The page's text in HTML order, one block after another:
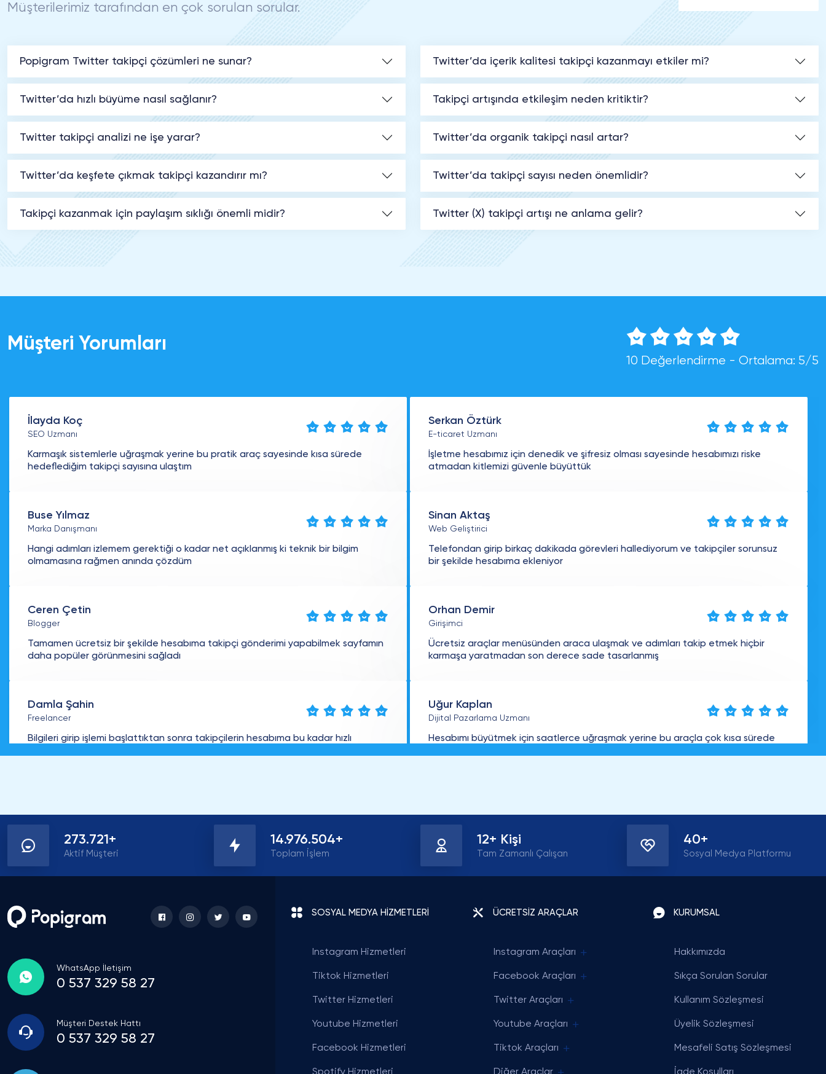
Müşterilerimiz tarafından en çok sorulan sorular.
Popigram Twitter takipçi çözümleri ne sunar?
Twitter’da hızlı büyüme nasıl sağlanır?
Twitter takipçi analizi ne işe yarar?
Twitter’da keşfete çıkmak takipçi kazandırır mı?
Takipçi kazanmak için paylaşım sıklığı önemli midir?
Twitter’da içerik kalitesi takipçi kazanmayı etkiler mi?
Takipçi artışında etkileşim neden kritiktir?
Twitter’da organik takipçi nasıl artar?
Twitter’da takipçi sayısı neden önemlidir?
Twitter (X) takipçi artışı ne anlama gelir?
Müşteri Yorumları
10 Değerlendirme - Ortalama: 5/5
İlayda Koç
SEO Uzmanı
Karmaşık sistemlerle uğraşmak yerine bu pratik araç sayesinde kısa sürede
hedeflediğim takipçi sayısına ulaştım
Serkan Öztürk
E-ticaret Uzmanı
İşletme hesabımız için denedik ve şifresiz olması sayesinde hesabımızı riske
atmadan kitlemizi güvenle büyüttük
Buse Yılmaz
Marka Danışmanı
Hangi adımları izlemem gerektiği o kadar net açıklanmış ki teknik bir bilgim
olmamasına rağmen anında çözdüm
Sinan Aktaş
Web Geliştirici
Telefondan girip birkaç dakikada görevleri hallediyorum ve takipçiler sorunsuz
bir şekilde hesabıma ekleniyor
Ceren Çetin
Blogger
Tamamen ücretsiz bir şekilde hesabıma takipçi gönderimi yapabilmek sayfamın
daha popüler görünmesini sağladı
Orhan Demir
Girişimci
Ücretsiz araçlar menüsünden araca ulaşmak ve adımları takip etmek hiçbir
karmaşa yaratmadan son derece sade tasarlanmış
Damla Şahin
Freelancer
Bilgileri girip işlemi başlattıktan sonra takipçilerin hesabıma bu kadar hızlı
Uğur Kaplan
Dijital Pazarlama Uzmanı
Hesabımı büyütmek için saatlerce uğraşmak yerine bu araçla çok kısa sürede
İçerik Üreticisi
İstenen basit görevleri tamamlayarak anında takipçi kazanmak hem çok kolay
hem de hızlı ilerleyen bir süreç
Sosyal Medya Yöneticisi
Şifremi paylaşmak zorunda kalmadan takipçi sayımı artırabilmek en büyük artısı
oldu kesinlikle çok güvenilir
273.721+
Aktif Müşteri
14.976.504+
Toplam İşlem
12+ Kişi
Tam Zamanlı Çalışan
40+
Sosyal Medya Platformu
WhatsApp İletişim
0 537 329 58 27
Müşteri Destek Hattı
0 537 329 58 27
SOSYAL MEDYA HİZMETLERİ
Instagram Hizmetleri
Tiktok Hizmetleri
Twitter Hizmetleri
Youtube Hizmetleri
Facebook Hizmetleri
ÜCRETSİZ ARAÇLAR
Instagram Araçları
Facebook Araçları
Twitter Araçları
Youtube Araçları
Tiktok Araçları
KURUMSAL
Hakkımızda
Sıkça Sorulan Sorular
Kullanım Sözleşmesi
Üyelik Sözleşmesi
Mesafeli Satış Sözleşmesi